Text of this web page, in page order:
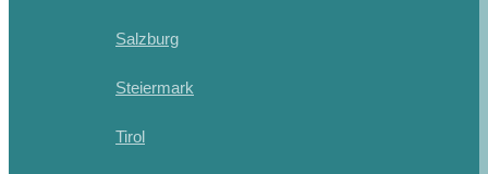
Salzburg
Steiermark
Tirol